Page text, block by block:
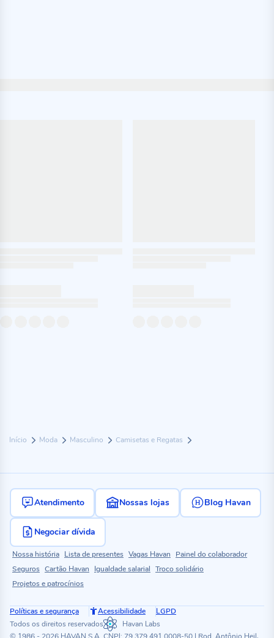
Início Moda Masculino Camisetas e Regatas
Atendimento Nossas lojas Blog Havan
Negociar dívida
Nossa história Lista de presentes Vagas Havan
Painel do colaborador
Seguros Cartão Havan Igualdade salarial Troco solidário
Projetos e patrocínios
Políticas e segurança Acessibilidade
LGPD
Todos os direitos reservados
Havan Labs